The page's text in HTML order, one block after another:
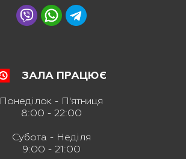
ЗАЛА ПРАЦЮЄ
Понеділок - П'ятниця
8:00 - 22:00
Субота - Неділя
9:00 - 21:00